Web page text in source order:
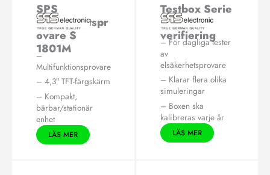
SPS
Elsäkerhetspr
ovare S
1801M
–
Multifunktionsprovare
– 4,3″ TFT-färgskärm
– Kompakt,
bärbar/stationär
enhet
LÄS MER
Testbox Serie
D för
verifiering
– För dagliga tester
av
elsäkerhetsprovare
– Klarar flera olika
simuleringar
– Boxen ska
kalibreras varje år
LÄS MER